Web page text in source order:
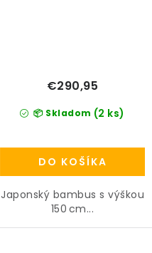
📦 Skladom (2 ks)
€290,95
DO KOŠÍKA
Japonský bambus s výškou
150 cm...